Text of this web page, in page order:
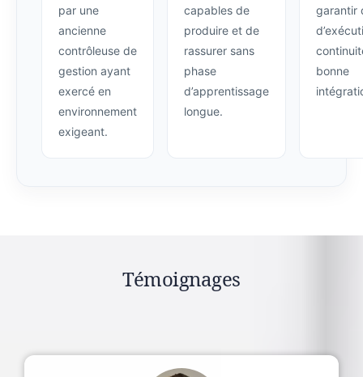
par une
ancienne
contrôleuse de
gestion ayant
exercé en
environnement
exigeant.
capables de
produire et de
rassurer sans
phase
d’apprentissage
longue.
garantir
bonne
Témoignages